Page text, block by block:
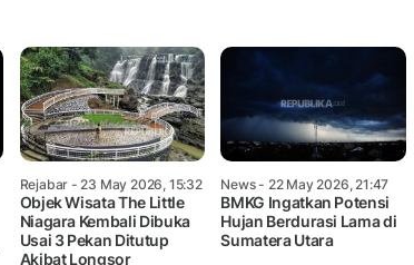
Rejabar - 23 May 2026, 15:32
Objek Wisata The Little
Niagara Kembali Dibuka
Usai 3 Pekan Ditutup
Akibat Longsor
News- 22 May 2026, 21:47
BMKG Ingatkan Potensi
Hujan Berdurasi Lama di
Sumatera Utara